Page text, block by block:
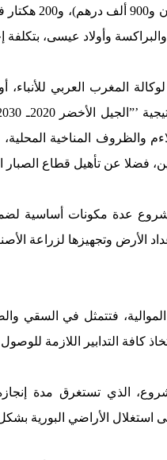
عيسى، بتكلفة إجمالية قدرها مليون و800 ألف درهم،
المغرب العربي للأنباء،
فضلا عن تأهيل قطاع
عدة مكونات أساسية
الأرض وتجهيزها لزراعة
الموالية، فتتمثل في السقي
كافة التدابير اللازمة
استغلال الأراضي البورية بشكل